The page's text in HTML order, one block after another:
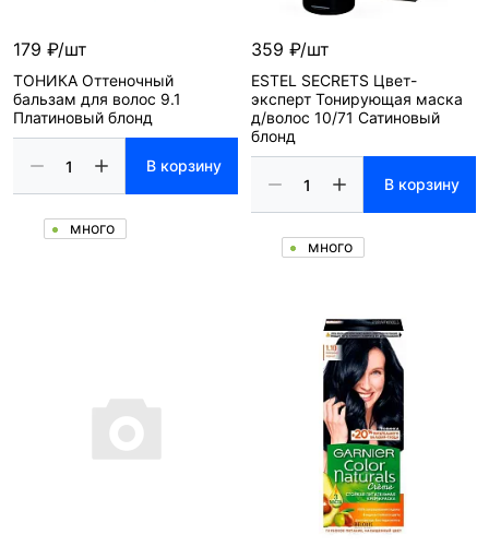
179 ₽/шт
ТОНИКА Оттеночный
бальзам для волос 9.1
Платиновый блонд
В корзину
много
359 ₽/шт
ESTEL SECRETS Цвет-
эксперт Тонирующая маска
д/волос 10/71 Сатиновый
блонд
В корзину
много